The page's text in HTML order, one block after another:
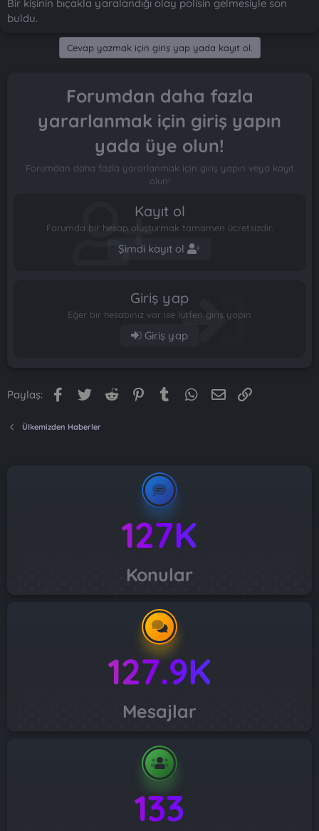
Bir kişinin bıçakla yaralandığı olay polisin gelmesiyle son
buldu.
Cevap yazmak için giriş yap yada kayıt ol.
Forumdan daha fazla
yararlanmak için giriş yapın
yada üye olun!
Forumdan daha fazla yararlanmak için giriş yapın veya kayıt
olun!
Kayıt ol
Forumda bir hesap oluşturmak tamamen ücretsizdir.
Şimdi kayıt ol
Giriş yap
Eğer bir hesabınız var ise lütfen giriş yapın
Giriş yap
Paylaş: Facebook
Twitter Reddit PinterestTumblr WhatsApp
E-posta
Ülkemizden Haberler
127K
Konular
127.9K
Mesajlar
133